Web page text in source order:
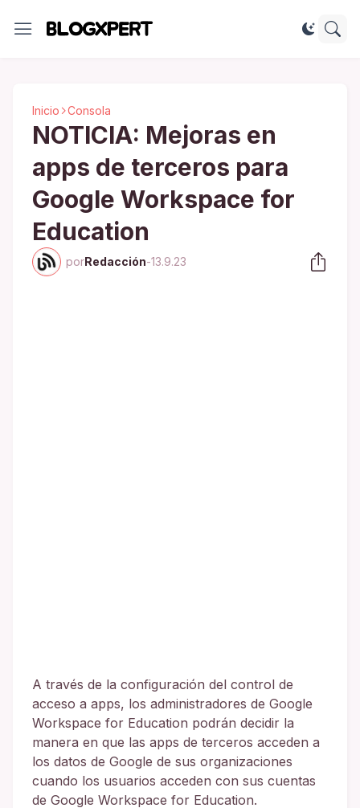
Inicio Consola
NOTICIA: Mejoras en
apps de terceros para
Google Workspace for
Education
porRedacción-13.9.23
A través de la configuración del control de
acceso a apps, los administradores de Google
Workspace for Education podrán decidir la
manera en que las apps de terceros acceden a
los datos de Google de sus organizaciones
cuando los usuarios acceden con sus cuentas
de Google Workspace for Education.